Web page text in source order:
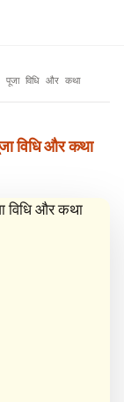
पूजा विधि और कथा
विधि और कथा